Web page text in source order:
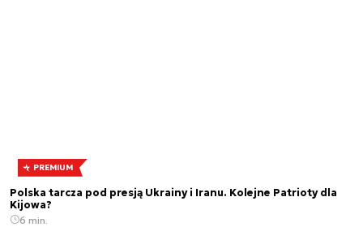
PREMIUM
Polska tarcza pod presją Ukrainy i Iranu. Kolejne Patrioty dla
Kijowa?
6 min.